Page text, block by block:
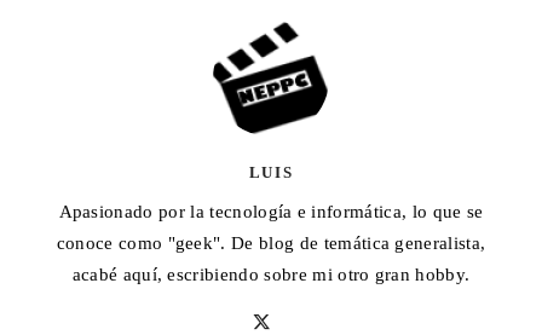
LUIS
Apasionado por la tecnología e informática, lo que se
conoce como "geek". De blog de temática generalista,
acabé aquí, escribiendo sobre mi otro gran hobby.